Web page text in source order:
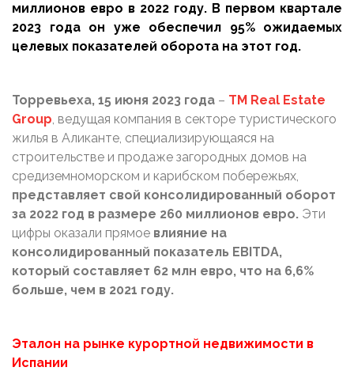
миллионов евро в 2022 году. В первом квартале
2023 года он уже обеспечил 95% ожидаемых
целевых показателей оборота на этот год.
Торревьеха, 15 июня 2023 года – TM Real Estate
Group, ведущая компания в секторе туристического
жилья в Аликанте, специализирующаяся на
строительстве и продаже загородных домов на
средиземноморском и карибском побережьях,
представляет свой консолидированный оборот
за 2022 год в размере 260 миллионов евро. Эти
цифры оказали прямое влияние на
консолидированный показатель EBITDA,
который составляет 62 млн евро, что на 6,6%
больше, чем в 2021 году.
Эталон на рынке курортной недвижимости в
Испании